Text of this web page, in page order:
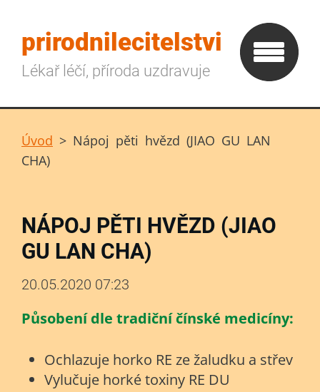
prirodnilecitelstvi
Lékař léčí, příroda uzdravuje
Úvod > Nápoj pěti hvězd (JIAO GU LAN
CHA)
NÁPOJ PĚTI HVĚZD (JIAO
GU LAN CHA)
20.05.2020 07:23
Působení dle tradiční čínské medicíny:
Ochlazuje horko RE ze žaludku a střev
Vylučuje horké toxiny RE DU